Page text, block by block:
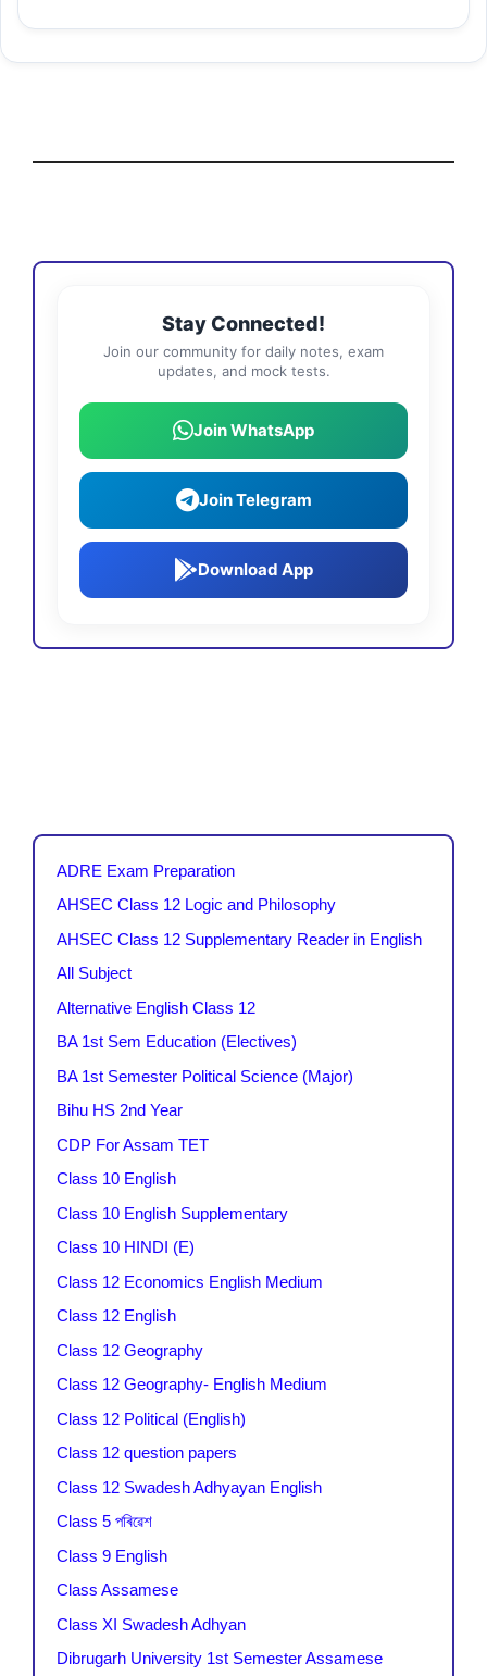
Stay Connected!
Join our community for daily notes, exam
updates, and mock tests.
Join WhatsApp
Join Telegram
Download App
ADRE Exam Preparation
AHSEC Class 12 Logic and Philosophy
AHSEC Class 12 Supplementary Reader in English
All Subject
Alternative English Class 12
BA 1st Sem Education (Electives)
BA 1st Semester Political Science (Major)
Bihu HS 2nd Year
CDP For Assam TET
Class 10 English
Class 10 English Supplementary
Class 10 HINDI (E)
Class 12 Economics English Medium
Class 12 English
Class 12 Geography
Class 12 Geography- English Medium
Class 12 Political (English)
Class 12 question papers
Class 12 Swadesh Adhyayan English
Class 5 পৰিৱেশ
Class 9 English
Class Assamese
Class XI Swadesh Adhyan
Dibrugarh University 1st Semester Assamese